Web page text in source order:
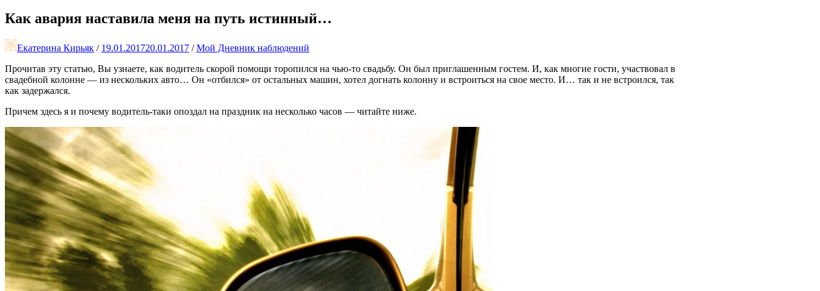
Как авария наставила меня на путь истинный…
Екатерина Кирьяк / 19.01.201720.01.2017 / Мой Дневник наблюдений
Прочитав эту статью, Вы узнаете, как водитель скорой помощи торопился на чью-то свадьбу. Он был приглашенным гостем. И, как многие гости, участвовал в
свадебной колонне — из нескольких авто… Он «отбился» от остальных машин, хотел догнать колонну и встроиться на свое место. И… так и не встроился, так
как задержался.
Причем здесь я и почему водитель-таки опоздал на праздник на несколько часов — читайте ниже.